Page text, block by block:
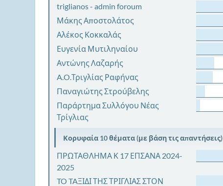
triglianos - admin foroum
Μάκης Αποστολάτος
Αλέκος Κοκκαλάς
Ευγενία Μυτιληναίου
Αντώνης Λαζαρής
A.O.Τριγλίας Ραφήνας
Παναγιώτης Στρούβελης
Παράρτημα Συλλόγου Νέας
Τρίγλιας
Κορυφαία 10 θέματα (με βάση τις απαντήσεις)
ΠΡΩΤΑΘΛΗΜΑ Κ 17 ΕΠΣΑΝΑ 2024-
2025
TO TAΞΙΔΙ ΤΗΣ ΤΡΙΓΛΙΑΣ ΣΤΟΝ